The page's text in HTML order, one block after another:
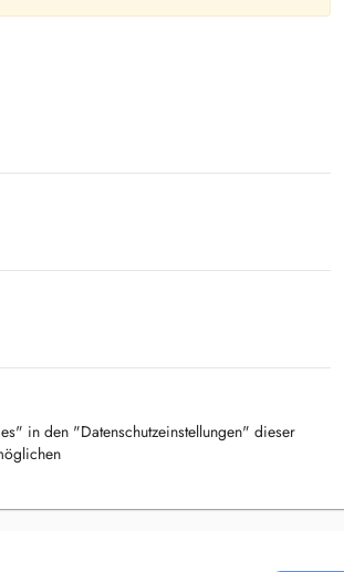
in den "Datenschutzeinstellungen" dieser